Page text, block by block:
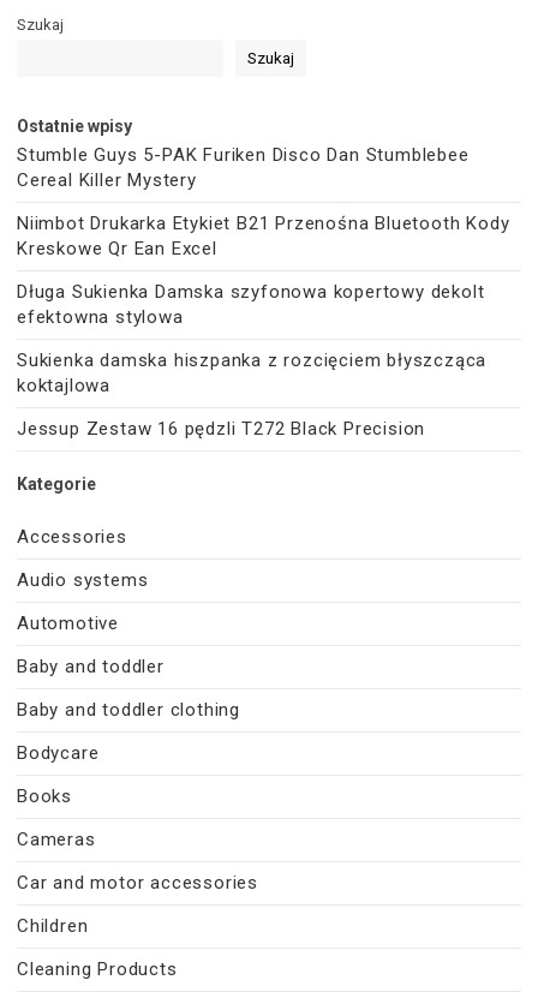
Szukaj
Szukaj
Ostatnie wpisy
Stumble Guys 5-PAK Furiken Disco Dan Stumblebee
Cereal Killer Mystery
Niimbot Drukarka Etykiet B21 Przenośna Bluetooth Kody
Kreskowe Qr Ean Excel
Długa Sukienka Damska szyfonowa kopertowy dekolt
efektowna stylowa
Sukienka damska hiszpanka z rozcięciem błyszcząca
koktajlowa
Jessup Zestaw 16 pędzli T272 Black Precision
Kategorie
Accessories
Audio systems
Automotive
Baby and toddler
Baby and toddler clothing
Bodycare
Books
Cameras
Car and motor accessories
Children
Cleaning Products